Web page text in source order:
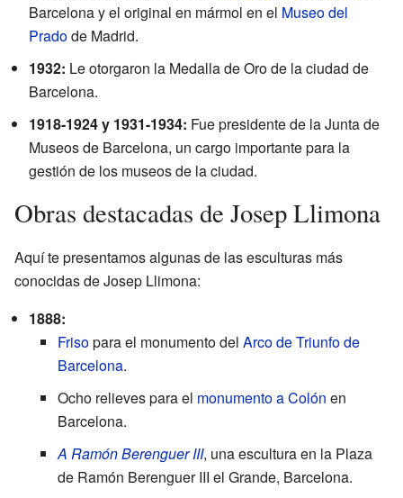
Barcelona y el original en mármol en el Museo del
Pradode Madrid.
1932: Le otorgaron la Medalla de Oro de la ciudad de
Barcelona.
1918-1924 y 1931-1934: Fue presidente de la Junta de
Museos de Barcelona, un cargo importante para la
gestión de los museos de la ciudad.
Obras destacadas de Josep Llimona
Aquí te presentamos algunas de las esculturas más
conocidas de Josep Llimona:
1888:
Frisopara el monumento del Arco de Triunfo de
Barcelona.
Ocho relieves para el monumento a Colón en
Barcelona.
A Ramón Berenguer III, una escultura en la Plaza
de Ramón Berenguer III el Grande, Barcelona.